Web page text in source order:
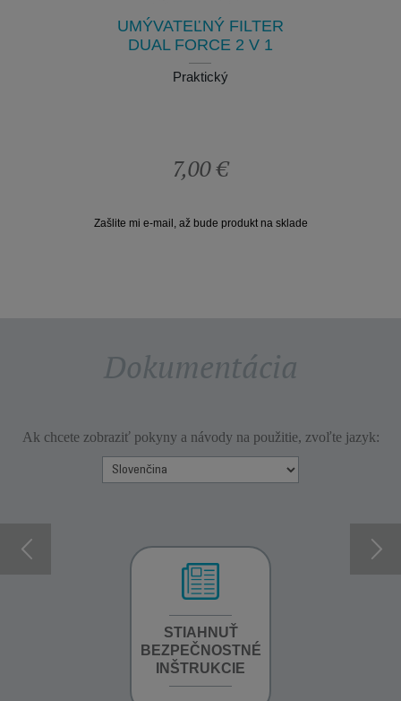
UMÝVATEĽNÝ FILTER
DUAL FORCE 2 V 1
Praktický
7,00 €
Zašlite mi e-mail, až bude produkt na sklade
Dokumentácia
Ak chcete zobraziť pokyny a návody na použitie, zvoľte jazyk:
STIAHNUŤ
BEZPEČNOSTNÉ
INŠTRUKCIE